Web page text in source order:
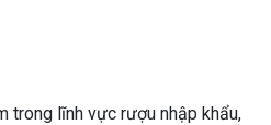
trong lĩnh vực rượu nhập khẩu,